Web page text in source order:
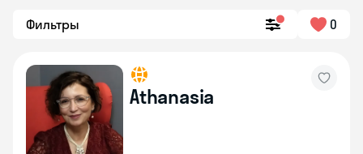
Фильтры 0
Athanasia